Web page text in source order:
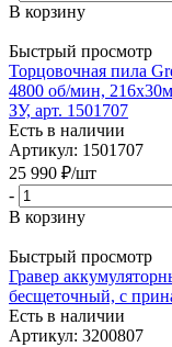
В корзину
Быстрый просмотр
Торцовочная пила
4800 об/мин,
ЗУ, арт. 1501707
Есть в наличии
Артикул: 1501707
25 990 ₽/шт
-
В корзину
Быстрый просмотр
Гравер
бесщеточный, с
Есть в наличии
Артикул: 3200807